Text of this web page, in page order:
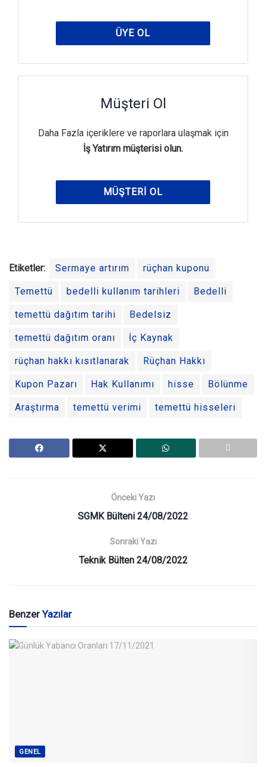
ÜYE OL
Müşteri Ol
Daha Fazla içeriklere ve raporlara ulaşmak için
İş Yatırım müşterisi olun.
MÜŞTERI OL
Etiketler: Sermaye artırım rüçhan kuponu
Temettü bedelli kullanım tarihleri Bedelli
temettü dağıtım tarihi Bedelsiz
temettü dağıtım oranı İç Kaynak
rüçhan hakkı kısıtlanarak Rüçhan Hakkı
Kupon Pazarı Hak Kullanımı hisse Bölünme
Araştırma temettü verimi temettü hisseleri
Önceki Yazı
SGMK Bülteni 24/08/2022
Sonraki Yazı
Teknik Bülten 24/08/2022
BenzerYazılar
GENEL